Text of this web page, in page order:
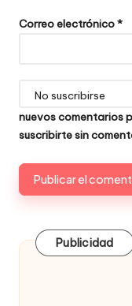
Correo electrónico*
nuevos comentarios
suscribirtesin
Publicidad